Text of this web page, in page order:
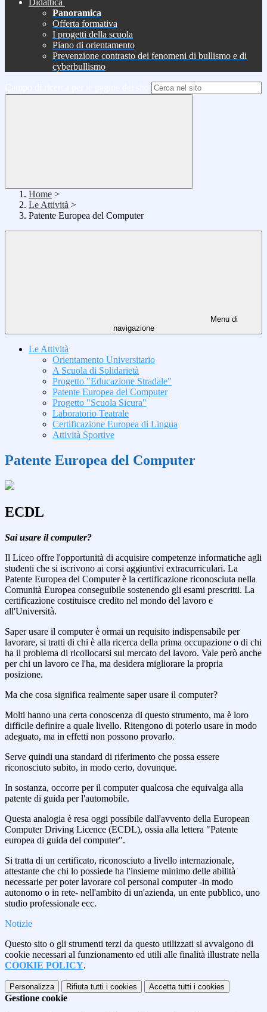
Didattica
Panoramica
Offerta formativa
I progetti della scuola
Piano di orientamento
Prevenzione contrasto dei fenomeni di bullismo e di
cyberbullismo
Home >
Le Attività >
Patente Europea del Computer
Menu di
navigazione
Le Attività
Orientamento Universitario
A Scuola di Solidarietà
Progetto "Educazione Stradale"
Patente Europea del Computer
Progetto "Scuola Sicura"
Laboratorio Teatrale
Certificazione Europea di Lingua
Attività Sportive
Patente Europea del Computer
ECDL
Sai usare il computer?
Il Liceo offre l'opportunità di acquisire competenze informatiche agli
studenti che si iscrivono ai corsi aggiuntivi extracurriculari. La
Patente Europea del Computer è la certificazione riconosciuta nella
Comunità Europea conseguibile sostenendo gli esami prescritti. La
certificazione costituisce credito nel mondo del lavoro e
all'Università.
Saper usare il computer è ormai un requisito indispensabile per
lavorare, si tratti di chi è alla ricerca della prima occupazione o di chi
ha il problema di ricollocarsi sul mercato del lavoro. Vale però anche
per chi un lavoro ce l'ha, ma desidera migliorare la propria
posizione.
Ma che cosa significa realmente saper usare il computer?
Molti hanno una certa conoscenza di questo strumento, ma è loro
difficile definire a quale livello. Ritengono di poterlo usare in modo
adeguato, ma in effetti non possono provarlo.
Serve quindi una standard di riferimento che possa essere
riconosciuto subito, in modo certo, dovunque.
In sostanza, occorre per il computer qualcosa che equivalga alla
patente di guida per l'automobile.
Questa analogia è resa oggi possibile dall'avvento della European
Computer Driving Licence (ECDL), ossia alla lettera "Patente
europea di guida del computer".
Si tratta di un certificato, riconosciuto a livello internazionale,
attestante che chi lo possiede ha l'insieme minimo delle abilità
necessarie per poter lavorare col personal computer -in modo
autonomo o in rete- nell'ambito di un'azienda, un ente pubblico, uno
studio professionale ecc.
Notizie
Questo sito o gli strumenti terzi da questo utilizzati si avvalgono di
cookie necessari al funzionamento ed utili alle finalità illustrate nella
COOKIE POLICY.
Personalizza Rifiuta tutti i cookies Accetta tutti i cookies
Gestione cookie